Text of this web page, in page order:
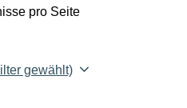
pro Seite
gewählt)